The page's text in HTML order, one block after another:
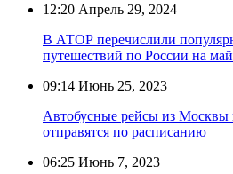
12:20 Апрель 29, 2024
В АТОР перечислили
путешествий по России на
09:14 Июнь 25, 2023
Автобусные рейсы из Москвы
отправятся по расписанию
06:25 Июнь 7, 2023